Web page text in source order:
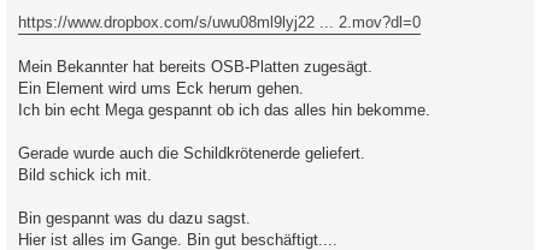
https://www.dropbox.com/s/uwu08ml9lyj22 ... 2.mov?dl=0
Mein Bekannter hat bereits OSB-Platten zugesägt.
Ein Element wird ums Eck herum gehen.
Ich bin echt Mega gespannt ob ich das alles hin bekomme.
Gerade wurde auch die Schildkrötenerde geliefert.
Bild schick ich mit.
Bin gespannt was du dazu sagst.
Hier ist alles im Gange. Bin gut beschäftigt....